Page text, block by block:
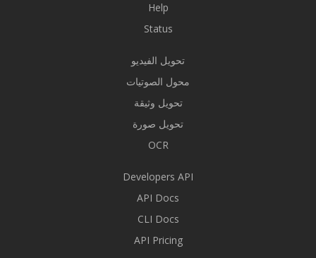
Help
Status
تحويل الفيديو
محول الصوتيات
تحويل وثيقة
تحويل صورة
OCR
Developers API
API Docs
CLI Docs
API Pricing